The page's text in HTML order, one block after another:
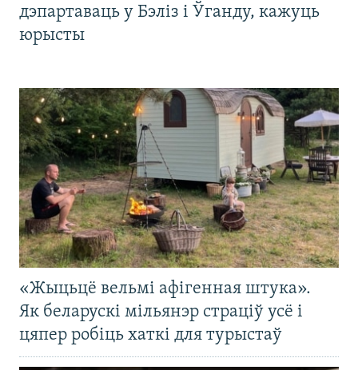
дэпартаваць у Бэліз і Ўганду, кажуць
юрысты
«Жыцьцё вельмі афігенная штука».
Як беларускі мільянэр страціў усё і
цяпер робіць хаткі для турыстаў